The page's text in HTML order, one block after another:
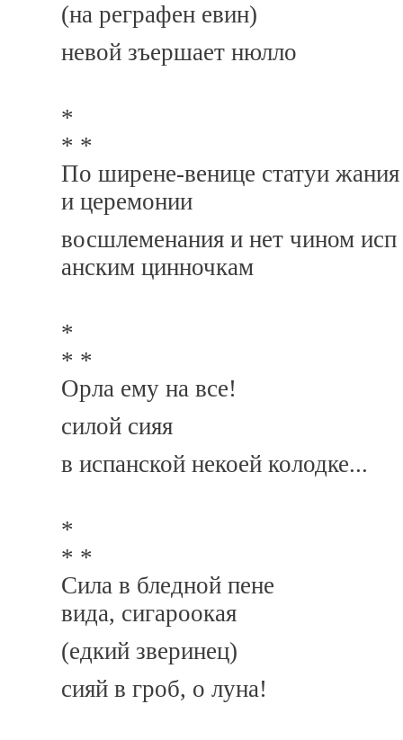
(на реграфен евин)
невой зъершает нюлло
*
* *
По ширене-венице статуи жания
и церемонии
восшлеменания и нет чином исп
анским цинночкам
*
* *
Орла ему на все!
силой сияя
в испанской некоей колодке...
*
* *
Сила в бледной пене
вида, сигароокая
(едкий зверинец)
сияй в гроб, о луна!